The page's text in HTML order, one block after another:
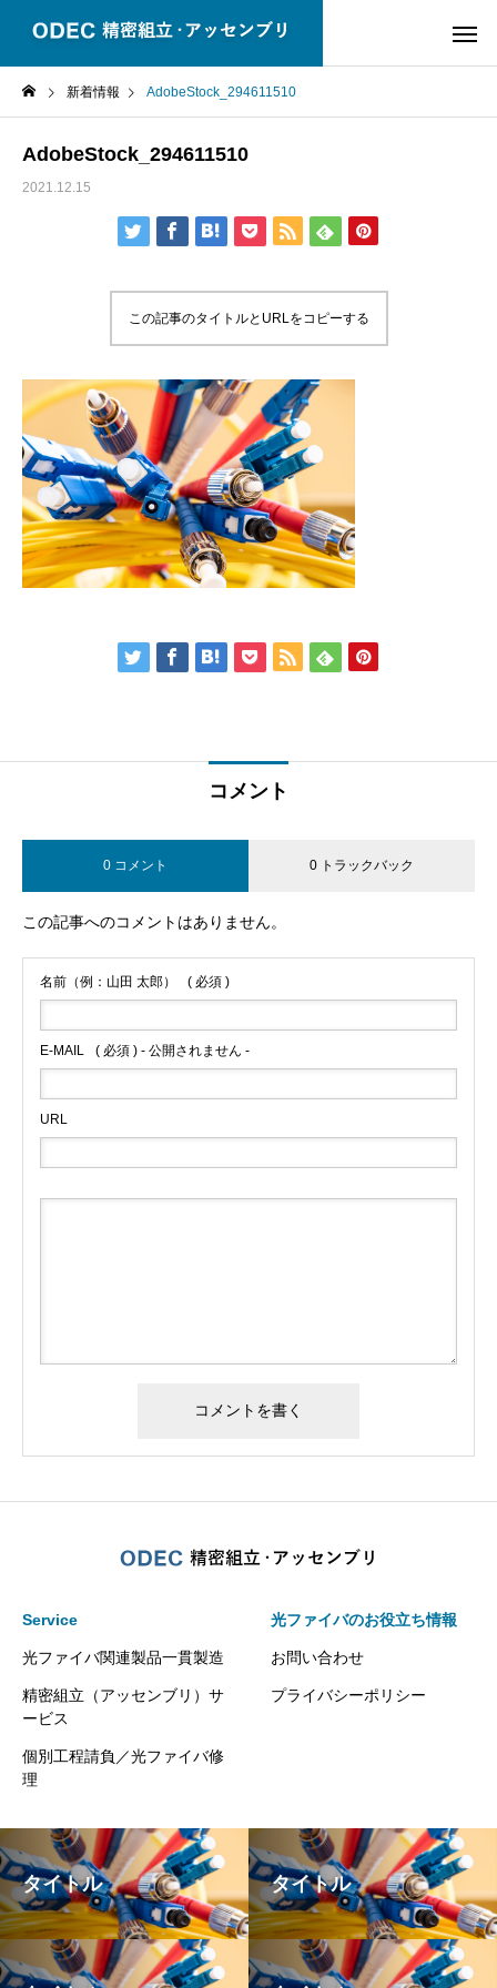
新着情報 AdobeStock_294611510
AdobeStock_294611510
2021.12.15
この記事のタイトルとURLをコピーする
コメント
0 コメント 0 トラックバック
この記事へのコメントはありません。
名前（例：山田 太郎） ( 必須 )
E-MAIL ( 必須 ) - 公開されません -
URL
Service
光ファイバ関連製品一貫製造
精密組立（アッセンブリ）サ
ービス
個別工程請負／光ファイバ修
理
光ファイバのお役立ち情報
お問い合わせ
プライバシーポリシー
タイトル タイトル